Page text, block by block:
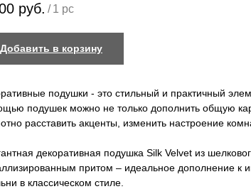
руб. / 1 pc
Добавить в корзину
подушки - это стильный и практичный
подушек можно не только дополнить общую
расставить акценты, изменить настроение
декоративная подушка Silk Velvet из
притом – идеальное дополнение к
в классическом стиле.